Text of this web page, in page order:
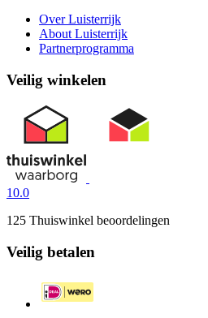
Over Luisterrijk
About Luisterrijk
Partnerprogramma
Veilig winkelen
10.0
125 Thuiswinkel beoordelingen
Veilig betalen